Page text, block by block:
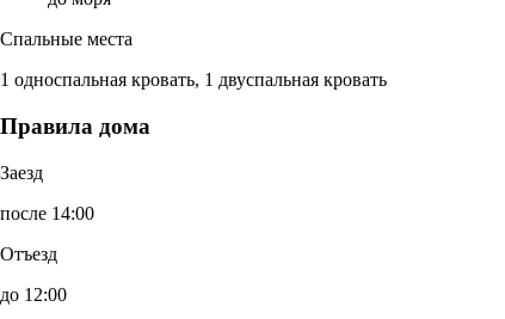
Спальные места
1 односпальная кровать, 1 двуспальная кровать
Правила дома
Заезд
после 14:00
Отъезд
до 12:00